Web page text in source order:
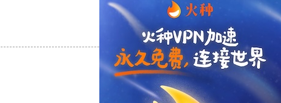
支持[0] 反对
支持